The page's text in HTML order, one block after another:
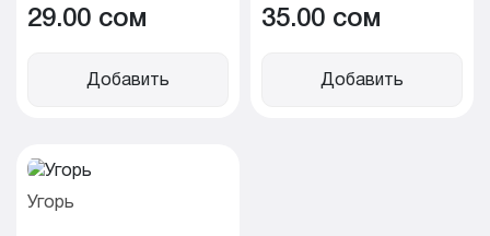
29.00 cом
Добавить
35.00 cом
Добавить
Угорь